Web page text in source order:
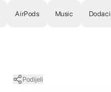
AirPods Music Dodaci
Podijeli